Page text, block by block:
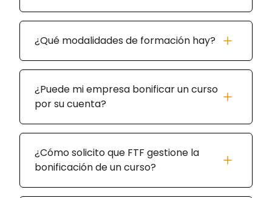
¿Qué modalidades de formación hay?
¿Puede mi empresa bonificar un curso
por su cuenta?
¿Cómo solicito que FTF gestione la
bonificación de un curso?